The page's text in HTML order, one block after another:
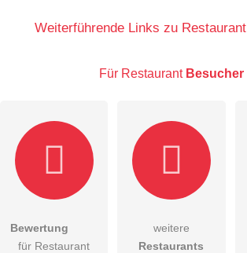
E-Mail-Adresse (wird nicht veröffentlicht)
Hiermit akzeptiere ich dieAGB
Weiterführende Links zu Restaurant
Für Restaurant Besucher
Bewertung
für Restaurant
weitere
Restaurants